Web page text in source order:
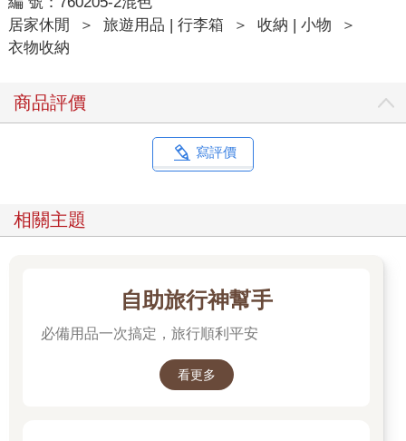
居家休閒
＞ 旅遊用品 | 行李箱 ＞ 收納 | 小物
＞
衣物收納
商品評價
寫評價
相關主題
自助旅行神幫手
必備用品一次搞定，旅行順利平安
看更多